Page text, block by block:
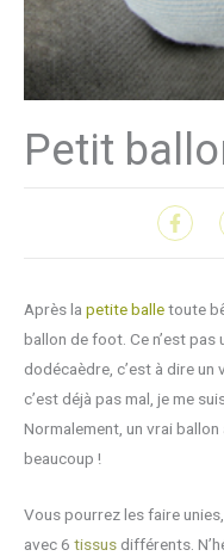
Petit
Après la petite balletoute
ballon de foot. Ce n’est
dodécaèdre, c’est à dire
c’est déjà pas mal, je me
Normalement, un vrai ballon
beaucoup !
Vous pourrez les faire
avec 6 tissus différents.